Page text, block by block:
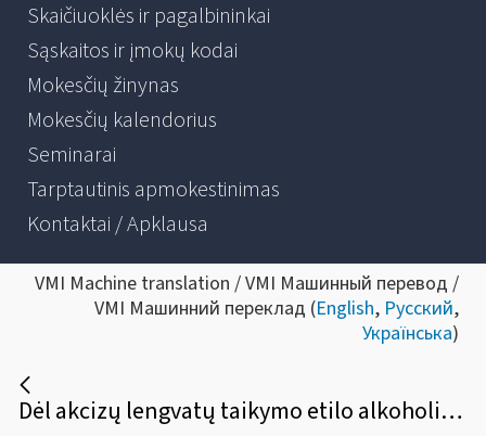
Skaičiuoklės ir pagalbininkai
Sąskaitos ir įmokų kodai
Mokesčių žinynas
Mokesčių kalendorius
Seminarai
Tarptautinis apmokestinimas
Kontaktai / Apklausa
VMI Machine translation / VMI Машинный перевод /
VMI Машинний переклад (English, Русский,
Українська)
Dėl akcizų lengvatų taikymo etilo alkoholiui ir (arba) alkoholiniams gėrimams, skirtiems Lietuvos Respublikos akcizų įstatymo 27 straipsnio 1 dalies 4–7 ir 9 punktuose nurodytiems tikslams, tvarkos aprašo patvirtinimo